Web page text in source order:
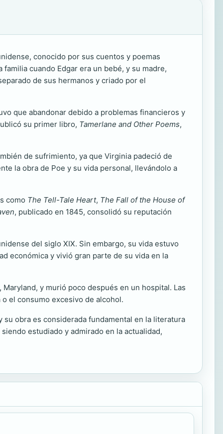
conocido por sus cuentos y poemas
cuando Edgar era un bebé, y su madre,
de sus hermanos y criado por el
que abandonar debido a problemas financieros y
su primer libro, Tamerlane and Other Poems,
de sufrimiento, ya que Virginia padeció de
la obra de Poe y su vida personal, llevándolo a
como The Tell-Tale Heart, The Fall of the House of
, publicado en 1845, consolidó su reputación
del siglo XIX. Sin embargo, su vida estuvo
económica y vivió gran parte de su vida en la
y murió poco después en un hospital. Las
el consumo excesivo de alcohol.
obra es considerada fundamental en la literatura
estudiado y admirado en la actualidad,